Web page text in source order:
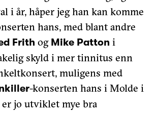
i år, håper jeg han kan komme
hans, med blant andre
Frith og Mike Patton i
skyld i mer tinnitus enn
muligens med
-konserten hans i Molde i
er jo utviklet mye bra